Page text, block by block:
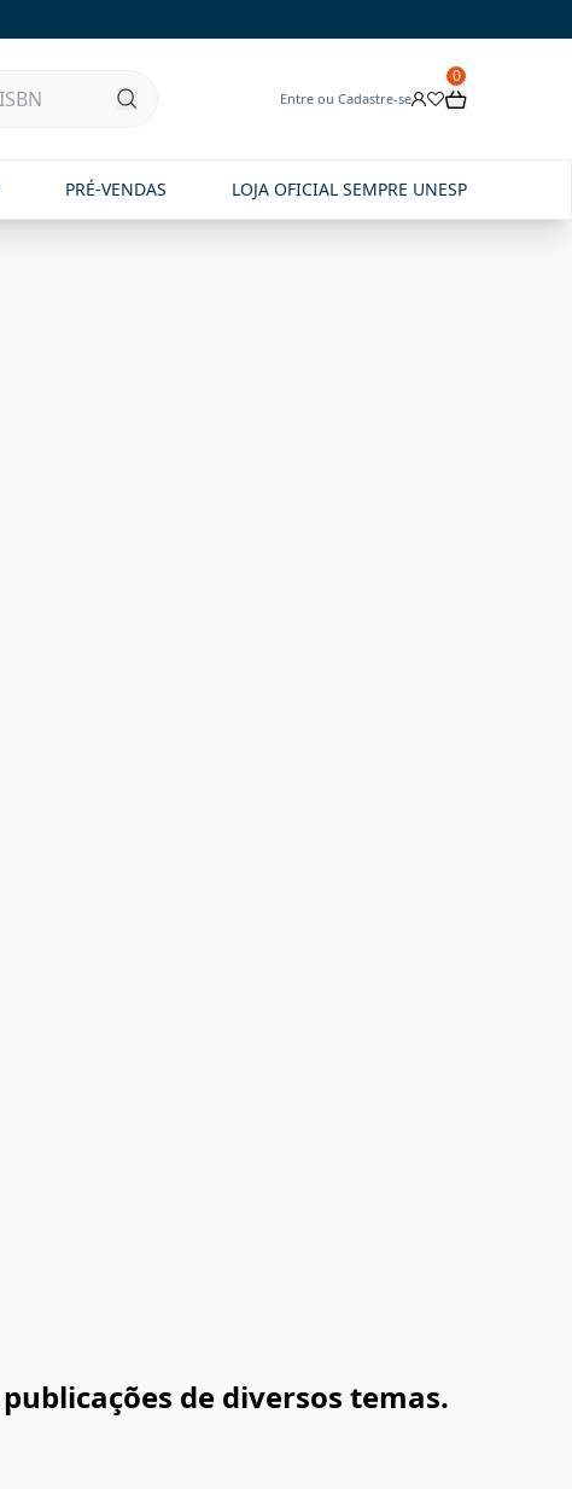
Entre ou Cadastre-se
0
PRÉ-VENDAS LOJA OFICIAL SEMPRE UNESP
de diversos temas.